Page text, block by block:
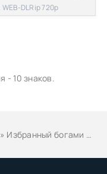
DLRip 720p
10 знаков.
» Избранный богами [ТВ-1]